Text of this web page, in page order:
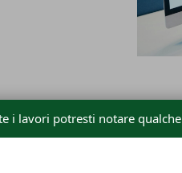
i lavori potresti notare